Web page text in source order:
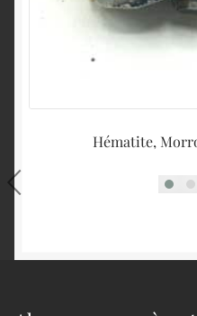
Hématite,